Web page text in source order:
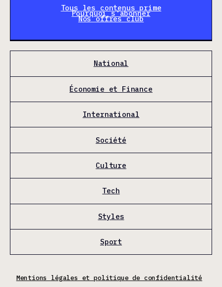
Tous les contenus prime
Pourquoi s'abonner
Nos offres club
National
Économie et Finance
International
Société
Culture
Tech
Styles
Sport
Mentions légales et politique de confidentialité